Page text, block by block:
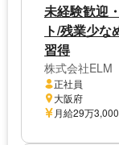
未経験歓迎
ト/残業少
習得
株式会社ELM
正社員
大阪府
月給29万